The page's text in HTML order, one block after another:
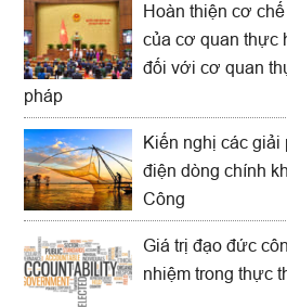
Hoàn thiện cơ
của cơ quan thực
đối với cơ quan
pháp
Kiến nghị các giải
điện dòng chính
Công
Giá trị đạo đức
nhiệm trong thực